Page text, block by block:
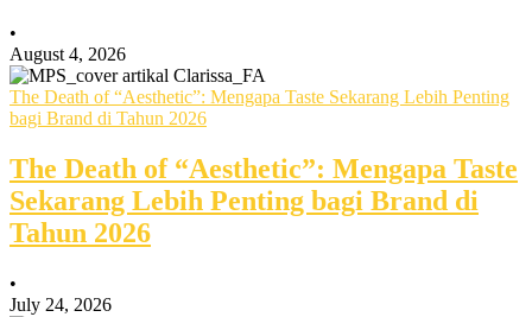
•
August 4, 2026
The Death of “Aesthetic”: Mengapa Taste Sekarang Lebih Penting
bagi Brand di Tahun 2026
The Death of “Aesthetic”: Mengapa Taste
Sekarang Lebih Penting bagi Brand di
Tahun 2026
•
July 24, 2026